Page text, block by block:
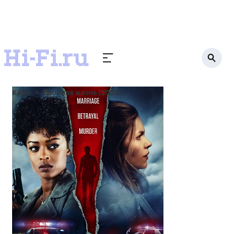
Кино Двойная жизнь (2023)